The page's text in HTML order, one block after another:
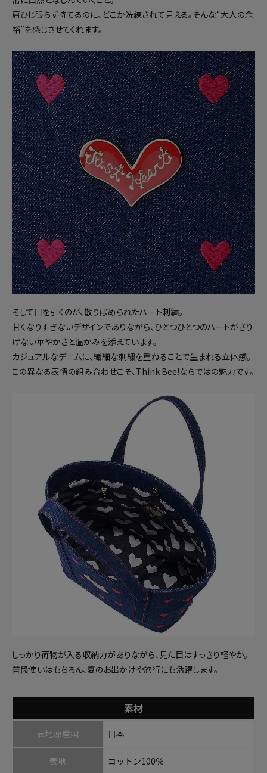
肩ひじ張らず持てるのに、どこか洗練されて見える。そんな“大人の余
裕”を感じさせてくれます。
そして目を引くのが、散りばめられたハート刺繍。
甘くなりすぎないデザインでありながら、ひとつひとつのハートがさり
げない華やかさと温かみを添えています。
カジュアルなデニムに、繊細な刺繍を重ねることで生まれる立体感。
この異なる表情の組み合わせこそ、Think Bee!ならではの魅力です。
しっかり荷物が入る収納力がありながら、見た目はすっきり軽やか。
普段使いはもちろん、夏のお出かけや旅行にも活躍します。
素材
表地原産国 日本
表地 コットン100％